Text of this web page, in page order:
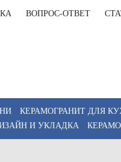
ВОПРОС-ОТВЕТ
КЕРАМОГРАНИТ ДЛЯ
И УКЛАДКА